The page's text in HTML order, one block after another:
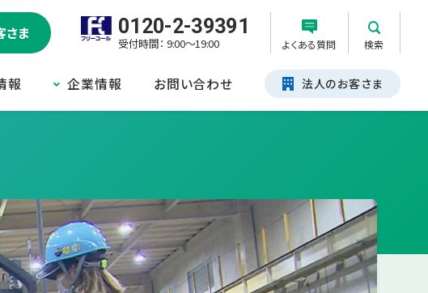
さま 0120-2-39391
受付時間： 9:00～19:00 よくある質問 検索
報 企業情報 お問い合わせ 法人のお客さま